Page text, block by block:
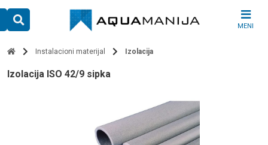
content
MENI
Instalacioni materijal Izolacija
izolacija ISO 42/9 sipka